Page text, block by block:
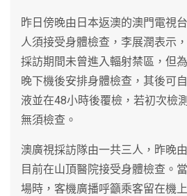
昨日傍晚由日本返澳的澳門電視
人須接受身體檢查，李展潤表示
採訪期間未曾進入輻射禁區，但
晚下機後安排身體檢查，其後可
液並在48小時後覆檢，若初次檢
無須檢查。
澳廣視採訪隊由一共三人，昨晚
目前在山頂醫院接受身體檢查。
場時，客機廣播呼籲乘客留在機